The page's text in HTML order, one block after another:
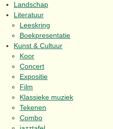
Landschap
Literatuur
Leeskring
Boekpresentatie
Kunst & Cultuur
Koor
Concert
Expositie
Film
Klassieke muziek
Tekenen
Combo